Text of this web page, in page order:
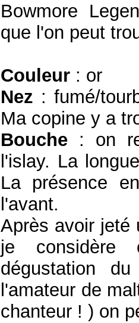
Bowmore
que l'on peut
Couleur : or
Nez : fumé/
Ma copine y a
Bouche : on
l'islay. La
La présence
l'avant.
Après avoir jeté
je considère
dégustation
l'amateur de
chanteur ! ) on